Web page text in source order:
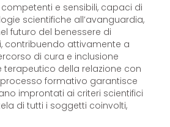
e sensibili, capaci di
scientifiche all’avanguardia,
futuro del benessere di
contribuendo attivamente a
di cura e inclusione
terapeutico della relazione con
processo formativo garantisce
improntati ai criteri scientifici
di tutti i soggetti coinvolti,